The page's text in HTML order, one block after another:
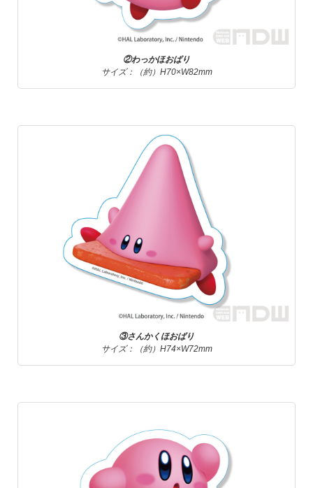
②わっかほおばり
サイズ：（約）H70×W82mm
③さんかくほおばり
サイズ：（約）H74×W72mm